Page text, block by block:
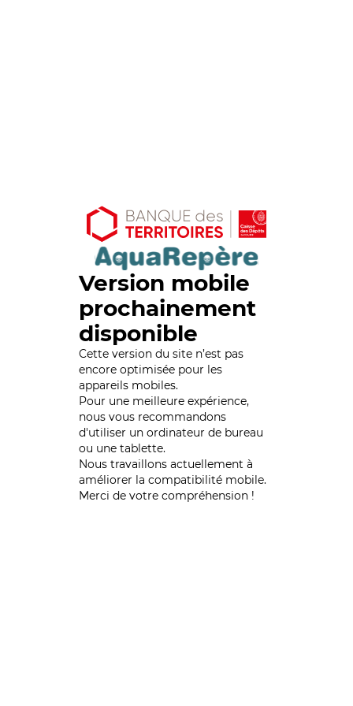
Version mobile
prochainement
disponible
Cette version du site n’est pas
encore optimisée pour les
appareils mobiles.
Pour une meilleure expérience,
nous vous recommandons
d'utiliser un ordinateur de bureau
ou une tablette.
Nous travaillons actuellement à
améliorer la compatibilité mobile.
Merci de votre compréhension !